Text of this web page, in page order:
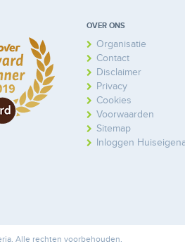
OVER ONS
Organisatie
Contact
Disclaimer
Privacy
Cookies
Voorwaarden
Sitemap
Inloggen
Alle rechten voorbehouden.